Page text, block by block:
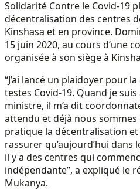
Solidarité Contre le Covid-19
décentralisation des centres
Kinshasa et en province.
15 juin 2020, au cours d’une
organisée à son siège à
“J’ai lancé un plaidoyer pour
testes Covid-19. Quand je
ministre, il m’a dit
attendu et déjà nous
pratique la décentralisation
rassurer qu’aujourd’hui dans
il y a des centres qui
indépendante”, a expliqué le
Mukanya.